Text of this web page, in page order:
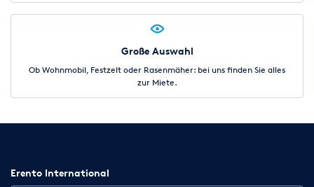
Große Auswahl
Ob Wohnmobil, Festzelt oder Rasenmäher: bei uns finden Sie alles
zur Miete.
Erento International